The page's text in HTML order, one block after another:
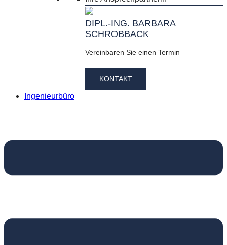
DIPL.-ING. BARBARA
SCHROBBACK
Vereinbaren Sie einen Termin
KONTAKT
Ingenieurbüro